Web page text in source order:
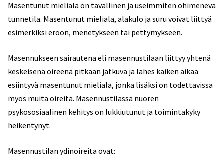
Masentunut mieliala on tavallinen ja useimmiten ohimenevä
tunnetila. Masentunut mieliala, alakulo ja suru voivat liittyä
esimerkiksi eroon, menetykseen tai pettymykseen.
Masennukseen sairautena eli masennustilaan liittyy yhtenä
keskeisenä oireena pitkään jatkuva ja lähes kaiken aikaa
esiintyvä masentunut mieliala, jonka lisäksi on todettavissa
myös muita oireita. Masennustilassa nuoren
psykososiaalinen kehitys on lukkiutunut ja toimintakyky
heikentynyt.
Masennustilan ydinoireita ovat: